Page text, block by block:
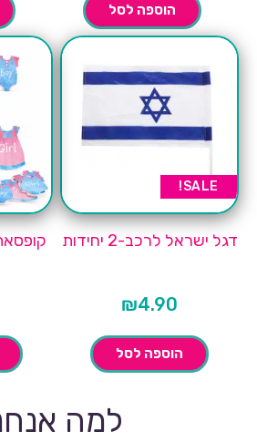
הוספה לסל
SALE!
דגל ישראל לרכב-2 יחידות
₪4.90
הוספה לסל
למה